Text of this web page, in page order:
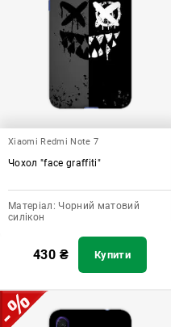
Xiaomi Redmi Note 7
Чохол "face graffiti"
Матеріал: Чорний матовий
силікон
430 ₴ Купити